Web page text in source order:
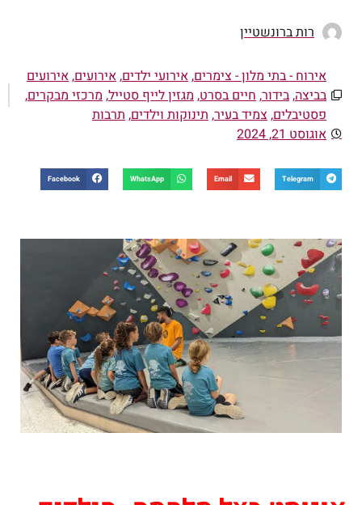
רות ברונשטיין
אירוח - בתי מלון - צימרים,אירועי ילדים,אירועים,אירועים
בביצה,בידור, חיים בסרט, מגזין לייף סטייל, מרכזי מבקרים,
פסטיבלים, צמיד בעיר, תינוקות וילדים, תרבות
אוגוסט 21, 2024
Telegram
Email
WhatsApp
Facebook